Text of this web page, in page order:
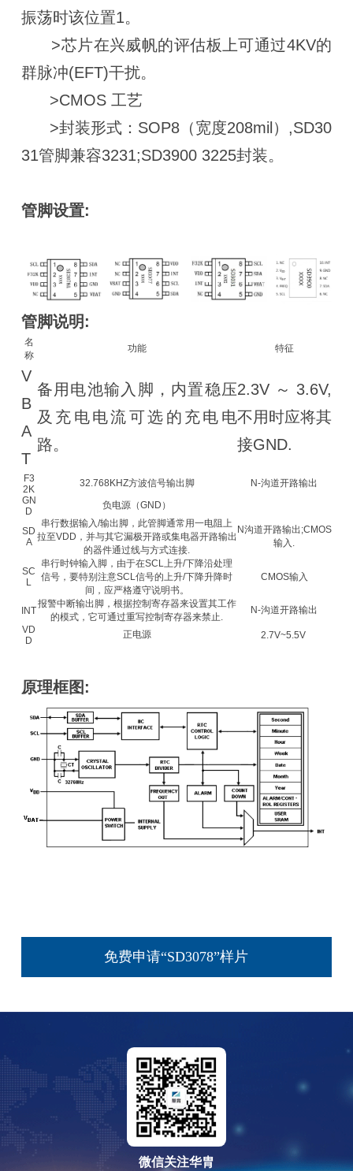
振荡时该位置1。
>芯片在兴威帆的评估板上可通过4KV的
群脉冲(EFT)干扰。
>CMOS 工艺
>封装形式：SOP8（宽度208mil）,SD30
31管脚兼容3231;SD3900 3225封装。
管脚设置:
管脚说明:
名
称
功能 特征
V
B
A
T
备用电池输入脚，内置稳压
及充电电流可选的充电电
路。
2.3V～3.6V,
不用时应将其
接GND.
F3
2K
32.768KHZ方波信号输出脚
N-沟道开路输出
GN
D
负电源（GND）
SD
A
串行数据输入/输出脚，此管脚通常用一电阻上
拉至VDD，并与其它漏极开路或集电器开路输出
的器件通过线与方式连接.
N沟道开路输出;CMOS
输入.
SC
L
串行时钟输入脚，由于在SCL上升/下降沿处理
信号，要特别注意SCL信号的上升/下降升降时
间，应严格遵守说明书。
CMOS输入
INT
报警中断输出脚，根据控制寄存器来设置其工作
的模式，它可通过重写控制寄存器来禁止.
N-沟道开路输出
VD
D
正电源 2.7V~5.5V
原理框图:
免费申请“SD3078”样片
微信关注华胄